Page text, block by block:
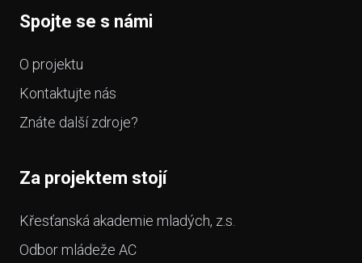
Spojte se s námi
O projektu
Kontaktujte nás
Znáte další zdroje?
Za projektem stojí
Křesťanská akademie mladých, z.s.
Odbor mládeže AC